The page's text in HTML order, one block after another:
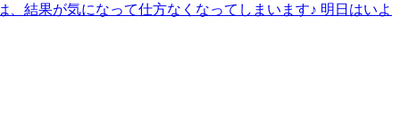
結果が気になって仕方なくなってしまいます♪ 明日はいよ